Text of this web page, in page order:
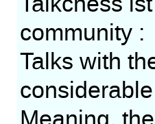
community :
Talks with